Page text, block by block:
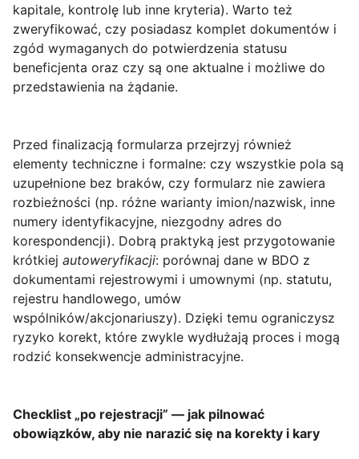
kapitale, kontrolę lub inne kryteria). Warto też
zweryfikować, czy posiadasz komplet dokumentów i
zgód wymaganych do potwierdzenia statusu
beneficjenta oraz czy są one aktualne i możliwe do
przedstawienia na żądanie.
Przed finalizacją formularza przejrzyj również
elementy techniczne i formalne: czy wszystkie pola są
uzupełnione bez braków, czy formularz nie zawiera
rozbieżności (np. różne warianty imion/nazwisk, inne
numery identyfikacyjne, niezgodny adres do
korespondencji). Dobrą praktyką jest przygotowanie
krótkiej autoweryfikacji: porównaj dane w BDO z
dokumentami rejestrowymi i umownymi (np. statutu,
rejestru handlowego, umów
wspólników/akcjonariuszy). Dzięki temu ograniczysz
ryzyko korekt, które zwykle wydłużają proces i mogą
rodzić konsekwencje administracyjne.
Checklist „po rejestracji” — jak pilnować
obowiązków, aby nie narazić się na korekty i kary